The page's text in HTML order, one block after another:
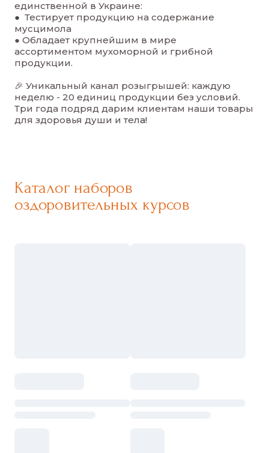
единственной в Украине:
● Тестирует продукцию на содержание
мусцимола
● Обладает крупнейшим в мире
ассортиментом мухоморной и грибной
продукции.
🎉 Уникальный канал розыгрышей: каждую
неделю - 20 единиц продукции без условий.
Три года подряд дарим клиентам наши товары
для здоровья души и тела!
Каталог наборов
оздоровительных курсов